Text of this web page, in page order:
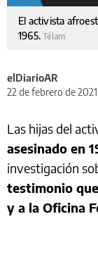
El activista
1965.Télam
elDiarioAR
22 de febrero de 2021
Las hijas del
asesinado en
investigación
testimonio
y a la Oficina